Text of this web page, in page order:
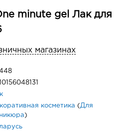
minute gel Лак для
магазинах
косметика ( Для
)